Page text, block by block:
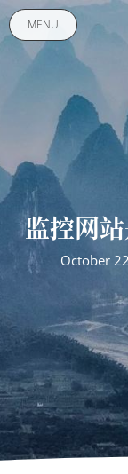
MENU
监控网
October